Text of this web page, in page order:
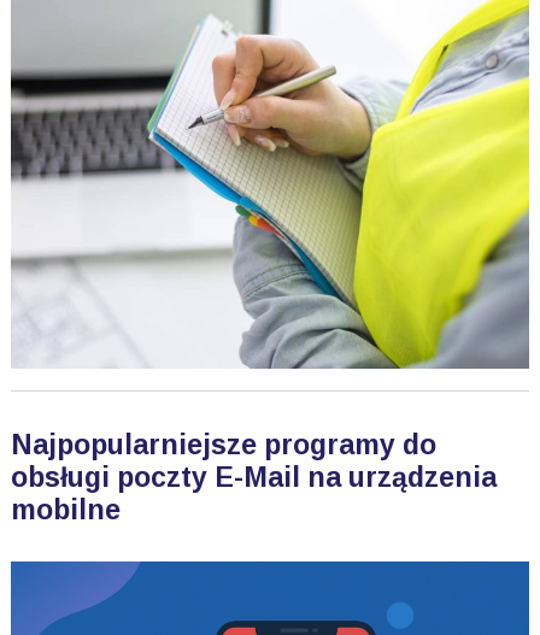
Najpopularniejsze programy do
obsługi poczty E-Mail na urządzenia
mobilne